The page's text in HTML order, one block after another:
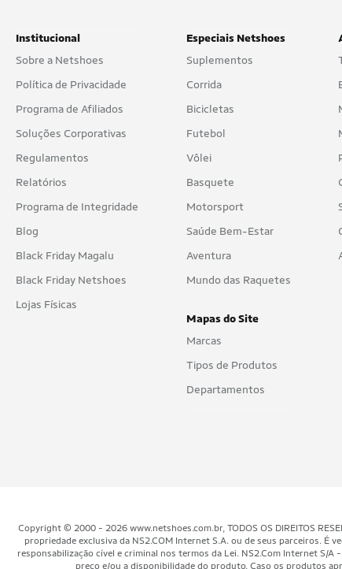
Institucional
Sobre a Netshoes
Política de Privacidade
Programa de Afiliados
Soluções Corporativas
Regulamentos
Relatórios
Programa de Integridade
Blog
Black Friday Magalu
Black Friday Netshoes
Lojas Físicas
Especiais Netshoes
Suplementos
Corrida
Bicicletas
Futebol
Vôlei
Basquete
Motorsport
Saúde Bem-Estar
Aventura
Mundo das Raquetes
Mapas do Site
Marcas
Tipos de Produtos
Departamentos
Copyright © 2000 - 2026 www.netshoes.com.br, TODOS OS DIREITOS
propriedade exclusiva da NS2.COM Internet S.A. ou de seus parceiros.
responsabilização cível e criminal nos termos da Lei. NS2.Com Internet S/
preço e/ou a disponibilidade do produto. Caso os produtos